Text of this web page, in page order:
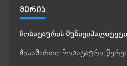
ᲛᲔᲠᲘᲐ
ჩოხატაურის
მისამართი: ჩოხატაური,